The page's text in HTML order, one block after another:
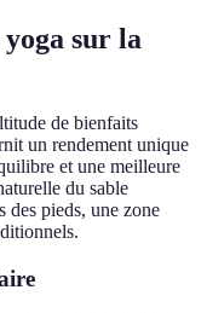
sur la
de bienfaits
un rendement unique
et une meilleure
du sable
des pieds, une zone